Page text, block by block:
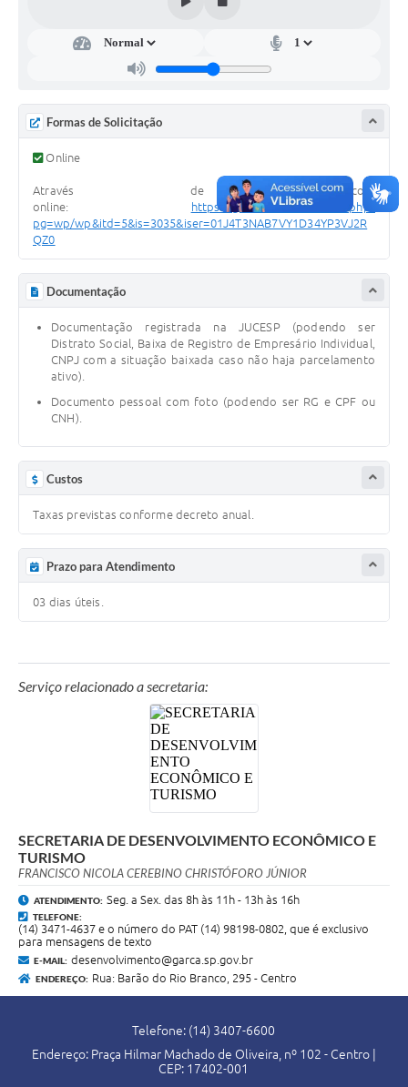
LDO - 2025
Concursos
Notícias
Nota Fiscal Eletrônica
Defesa Civil
Junta de Serviço Militar
Formas de Solicitação
Online
Através de protocolo
online:
https://garca.1doc.com.br/b.php?
pg=wp/wp&itd=5&is=3035&iser=01J4T3NAB7VY1D34YP3VJ2R
QZ0
Documentação
Documentação registrada na JUCESP (podendo ser
Distrato Social, Baixa de Registro de Empresário Individual,
CNPJ com a situação baixada caso não haja parcelamento
ativo).
Documento pessoal com foto (podendo ser RG e CPF ou
CNH).
Custos
Taxas previstas conforme decreto anual.
Prazo para Atendimento
03 dias úteis.
Serviço relacionado a secretaria:
SECRETARIA DE DESENVOLVIMENTO ECONÔMICO E
TURISMO
FRANCISCO NICOLA CEREBINO CHRISTÓFORO JÚNIOR
ATENDIMENTO: Seg. a Sex. das 8h às 11h - 13h às 16h
TELEFONE:
(14) 3471-4637 e o número do PAT (14) 98198-0802, que é exclusivo
para mensagens de texto
E-MAIL: desenvolvimento@garca.sp.gov.br
ENDEREÇO: Rua: Barão do Rio Branco, 295 - Centro
Telefone: (14) 3407-6600
Endereço: Praça Hilmar Machado de Oliveira, nº 102 - Centro |
CEP: 17402-001